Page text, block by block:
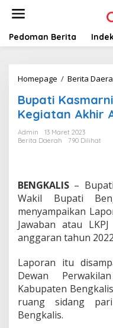
t
Pedoman Berita
Homepage / Berita
Bupati
Kegiatan Akhir
Admin
13 Maret 2023
Berita Daerah
790 Dilihat
BENGKALIS –
Wakil Bupati
menyampaikan
Jawaban atau
anggaran tahun
Laporan itu
Dewan
Kabupaten
ruang sidang
Bengkalis.